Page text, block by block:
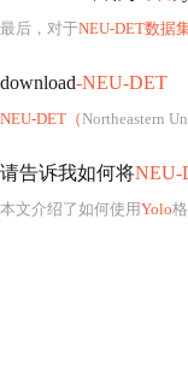
最后，对于NEU-DET数据
download-NEU-DET
NEU-DET（Northeastern
请告诉我如何将NEU-
本文介绍了如何使用Yolo